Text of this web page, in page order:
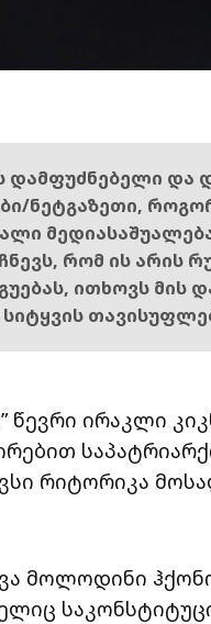
დამფუძნებელი
ნეტგაზეთი,
რომ ის არის
ითხოვს
ირაკლი
რიტორიკა
მოლოდინი